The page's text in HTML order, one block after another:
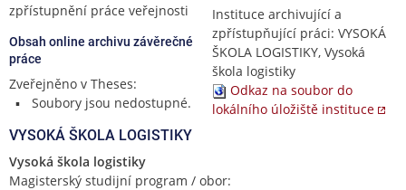
zpřístupnění práce veřejnosti
Obsah online archivu závěrečné
práce
Zveřejněno v Theses:
Soubory jsou nedostupné.
Instituce archivující a
zpřístupňující práci: VYSOKÁ
ŠKOLA LOGISTIKY, Vysoká
škola logistiky
Odkaz na soubor do
lokálního úložiště instituce
VYSOKÁ ŠKOLA LOGISTIKY
Vysoká škola logistiky
Magisterský studijní program / obor: